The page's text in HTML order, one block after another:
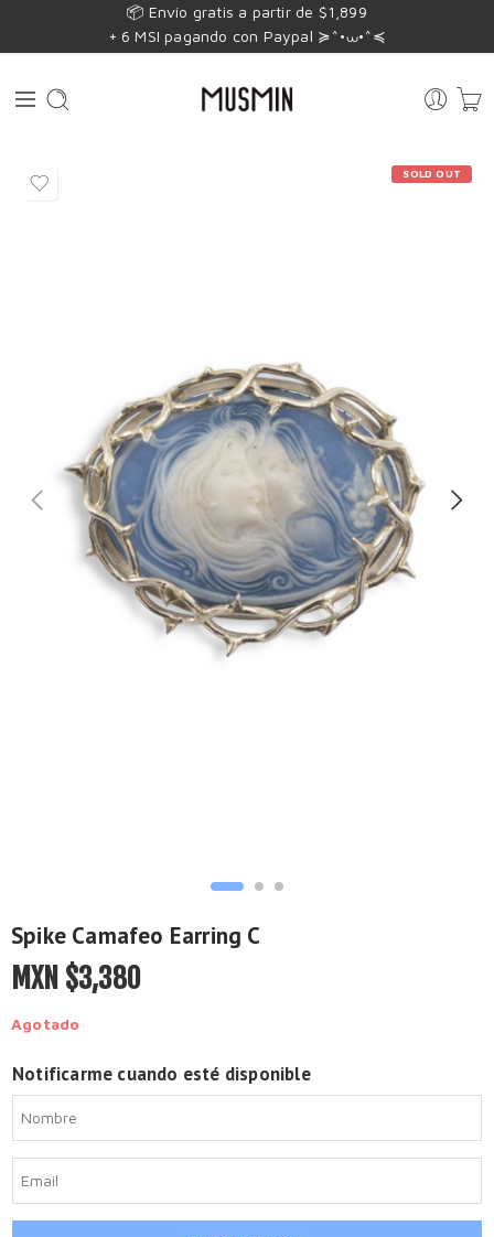
📦 Envío gratis a partir de $1,899
+ 6 MSI pagando con Paypal ≽^•⩊•^≼
SOLD OUT
Spike Camafeo Earring C
MXN $3,380
Agotado
Notificarme cuando esté disponible